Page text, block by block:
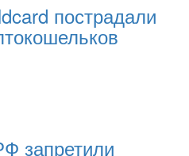
пострадали
запретили